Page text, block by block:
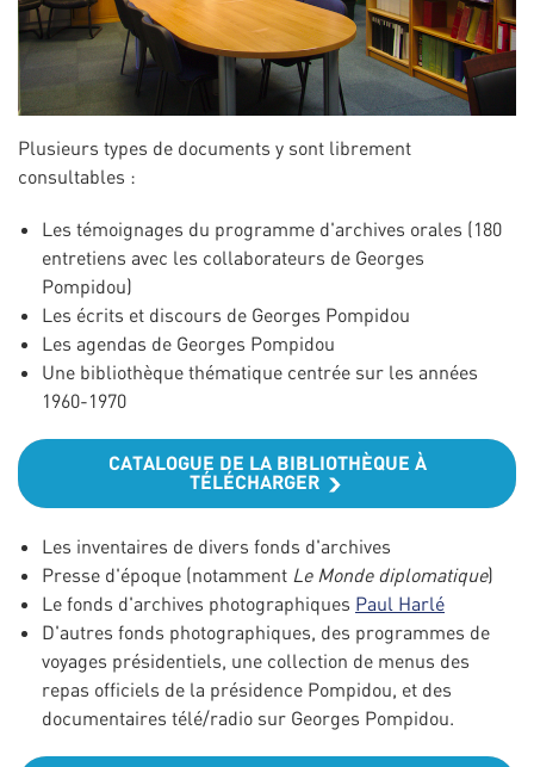
Plusieurs types de documents y sont librement
consultables :
Les témoignages du programme d'archives orales (180
entretiens avec les collaborateurs de Georges
Pompidou)
Les écrits et discours de Georges Pompidou
Les agendas de Georges Pompidou
Une bibliothèque thématique centrée sur les années
1960-1970
CATALOGUE DE LA BIBLIOTHÈQUE À
TÉLÉCHARGER
Les inventaires de divers fonds d'archives
Presse d'époque (notamment Le Monde diplomatique)
Le fonds d'archives photographiques Paul Harlé
D'autres fonds photographiques, des programmes de
voyages présidentiels, une collection de menus des
repas officiels de la présidence Pompidou, et des
documentaires télé/radio sur Georges Pompidou.